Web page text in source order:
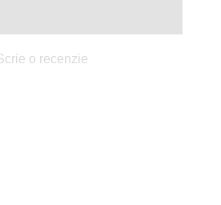
o recenzie